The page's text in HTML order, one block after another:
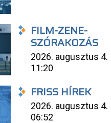
FILM-ZENE-
SZÓRAKOZÁS
2026. augusztus 4.
11:20
FRISS HÍREK
2026. augusztus 4.
06:52